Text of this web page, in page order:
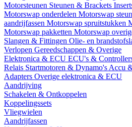
Motorsteunen Steunen & Brackets
Motorswap onderdelen Motorswap
aandrijfassen Motorswap spruitstukken
Motorswap pakketten Motorswap
Slangen & Fittingen Olie- en
Verlopen Gereedschappen & Overige
Elektronica & ECU ECU's &
Relais Startmotoren & Dynamo's Accu
Adapters Overige elektronica & ECU
Aandrijving
Schakelen & Ontkoppelen
Koppelingssets
Vliegwielen
Aandrijfassen